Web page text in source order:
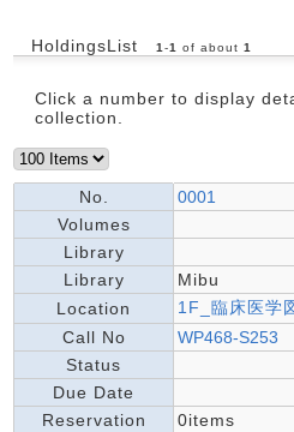
HoldingsList 1-1 of about 1
Click a number to display
collection.
No.
0001
Volumes
Library
Library
Mibu
Location
1F_臨床医学
Call No
WP468-S253
Status
Due Date
Reservation
0items